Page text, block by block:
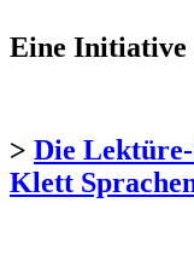
Eine Initiative
> Die
Klett